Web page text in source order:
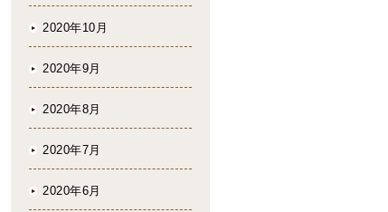
2020年10月
2020年9月
2020年8月
2020年7月
2020年6月